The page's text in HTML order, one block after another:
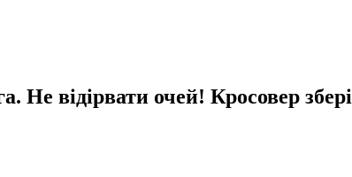
відірвати очей! Кросовер